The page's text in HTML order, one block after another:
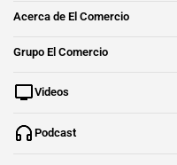
Acerca de El Comercio
Grupo El Comercio
Videos
Podcast